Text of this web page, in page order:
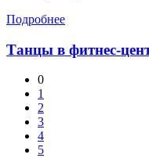
Подробнее
Танцы в фитнес-
0
1
2
3
4
5